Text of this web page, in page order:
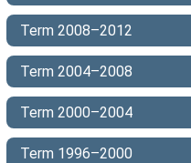
Term 2008–2012
Term 2004–2008
Term 2000–2004
Term 1996–2000